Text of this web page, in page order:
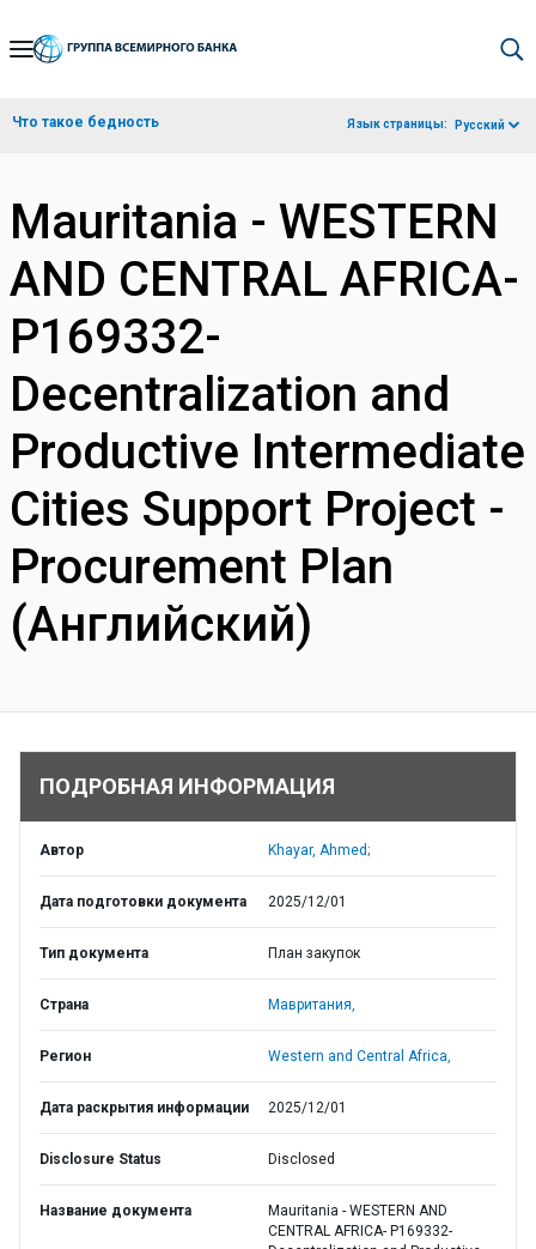
Skip
Navigation
Что такое бедность Язык страницы: Русский
Mauritania - WESTERN
AND CENTRAL AFRICA-
P169332-
Decentralization and
Productive Intermediate
Cities Support Project -
Procurement Plan
(Английский)
ПОДРОБНАЯ ИНФОРМАЦИЯ
Автор Khayar, Ahmed;
Дата подготовки документа 2025/12/01
Тип документа План закупок
Страна Мавритания,
Регион Western and Central Africa,
Дата раскрытия информации 2025/12/01
Disclosure Status Disclosed
Название документа
Mauritania - WESTERN AND
CENTRAL AFRICA- P169332-